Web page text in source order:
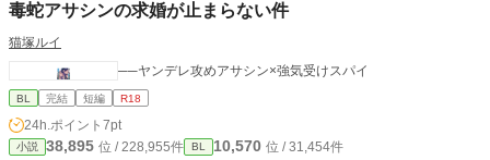
毒蛇アサシンの求婚が止まらない件
猫塚ルイ
──ヤンデレ攻めアサシン×強気受けスパイ
BL 完結 短編 R18
24h.ポイント 7pt
小説 38,895 位 / 228,955件 BL 10,570 位 / 31,454件